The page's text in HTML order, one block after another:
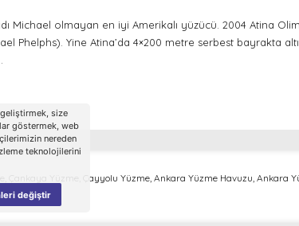
size
göstermek, web
nereden
teknolojilerini
değiştir
Michael olmayan en iyi Amerikalı yüzücü. 2004 Atina
Phelphs). Yine Atina’da 4×200 metre serbest bayrakta
Çankaya Yüzme, Çayyolu Yüzme, Ankara Yüzme Havuzu, Ankara